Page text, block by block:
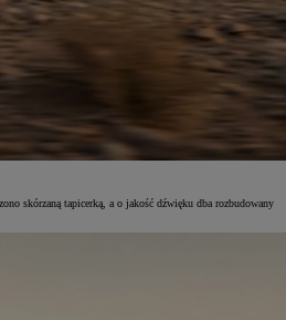
skórzaną tapicerką, a o jakość dźwięku dba rozbudowany